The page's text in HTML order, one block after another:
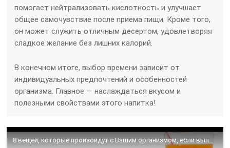
помогает нейтрализовать кислотность и улучшает
общее самочувствие после приема пищи. Кроме того,
он может служить отличным десертом, удовлетворяя
сладкое желание без лишних калорий.
В конечном итоге, выбор времени зависит от
индивидуальных предпочтений и особенностей
организма. Главное — наслаждаться вкусом и
полезными свойствами этого напитка!
8 вещей, которые произойдут с Вашим организмом, если выпить морковный сок 🌳 Здоровье и долголетие